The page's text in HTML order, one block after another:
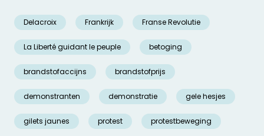
Delacroix Frankrijk Franse Revolutie
La Liberté guidant le peuple betoging
brandstofaccijns brandstofprijs
demonstranten demonstratie gele hesjes
gilets jaunes protest protestbeweging